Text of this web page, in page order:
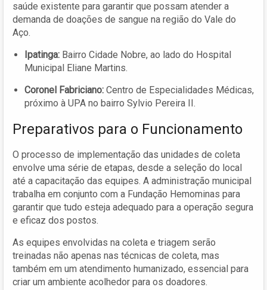
saúde existente para garantir que possam atender a
demanda de doações de sangue na região do Vale do
Aço.
Ipatinga: Bairro Cidade Nobre, ao lado do Hospital
Municipal Eliane Martins.
Coronel Fabriciano: Centro de Especialidades Médicas,
próximo à UPA no bairro Sylvio Pereira II.
Preparativos para o Funcionamento
O processo de implementação das unidades de coleta
envolve uma série de etapas, desde a seleção do local
até a capacitação das equipes. A administração municipal
trabalha em conjunto com a Fundação Hemominas para
garantir que tudo esteja adequado para a operação segura
e eficaz dos postos.
As equipes envolvidas na coleta e triagem serão
treinadas não apenas nas técnicas de coleta, mas
também em um atendimento humanizado, essencial para
criar um ambiente acolhedor para os doadores.